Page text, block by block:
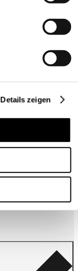
Details zeigen